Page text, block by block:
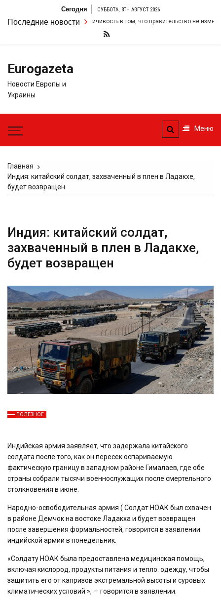
содержимому
Сегодня СУББОТА, 8TH АВГУСТ 2026
Последние новости
удвоил свою настойчивость в том, что правительство не изменит
Eurogazeta
Новости Европы и
Украины
Меню
Главная
Индия: китайский солдат, захваченный в плен в Ладакхе,
будет возвращен
Индия: китайский солдат,
захваченный в плен в Ладакхе,
будет возвращен
ПОЛЕЗНОЕ
Индийская армия заявляет, что задержала китайского
солдата после того, как он пересек оспариваемую
фактическую границу в западном районе Гималаев, где обе
страны собрали тысячи военнослужащих после смертельного
столкновения в июне.
Народно-освободительная армия ( Солдат НОАК был схвачен
в районе Демчок на востоке Ладакха и будет возвращен
после завершения формальностей, говорится в заявлении
индийской армии в понедельник.
«Солдату НОАК была предоставлена ​​медицинская помощь,
включая кислород, продукты питания и тепло. одежду, чтобы
защитить его от капризов экстремальной высоты и суровых
климатических условий », — говорится в заявлении.